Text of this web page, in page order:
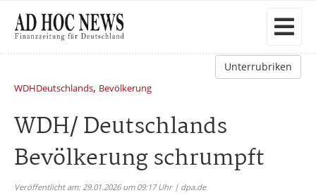
Unterrubriken
WDHDeutschlands, Bevölkerung
WDH/ Deutschlands
Bevölkerung schrumpft
Veröffentlicht am: 29.01.2026 um 09:17 Uhr | dpa.de